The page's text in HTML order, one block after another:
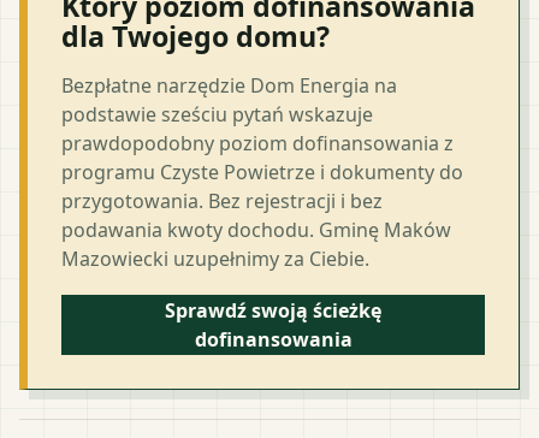
dla Twojego domu?
Bezpłatne narzędzie Dom Energia na
podstawie sześciu pytań wskazuje
prawdopodobny poziom dofinansowania z
programu Czyste Powietrze i dokumenty do
przygotowania. Bez rejestracji i bez
podawania kwoty dochodu. Gminę Maków
Mazowiecki uzupełnimy za Ciebie.
Sprawdź swoją ścieżkę
dofinansowania